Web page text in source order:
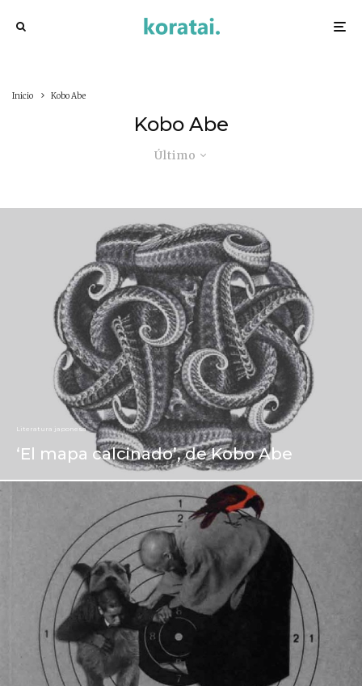
Inicio Kobo Abe
Kobo Abe
Último
Literatura japonesa
‘El mapa calcinado’, de Kobo Abe